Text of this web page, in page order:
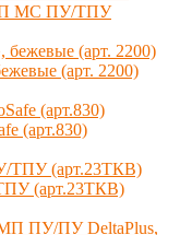
МП МС ПУ/ТПУ
(арт. 2200)
(арт.830)
(арт.23ТКВ)